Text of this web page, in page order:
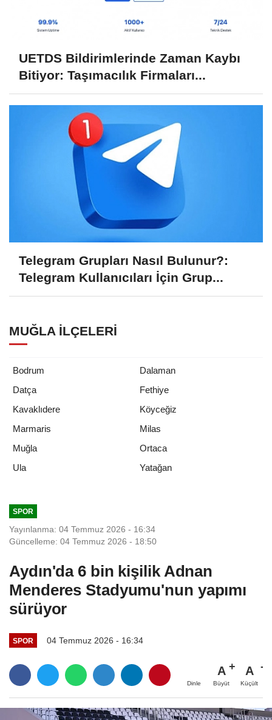
UETDS Bildirimlerinde Zaman Kaybı
Bitiyor: Taşımacılık Firmaları...
Telegram Grupları Nasıl Bulunur?:
Telegram Kullanıcıları İçin Grup...
MUĞLA İLÇELERI
Bodrum
Dalaman
Datça
Fethiye
Kavaklıdere
Köyceğiz
Marmaris
Milas
Muğla
Ortaca
Ula
Yatağan
SPOR
Yayınlanma: 04 Temmuz 2026 - 16:34
Güncelleme: 04 Temmuz 2026 - 18:50
Aydın'da 6 bin kişilik Adnan
Menderes Stadyumu'nun yapımı
sürüyor
SPOR 04 Temmuz 2026 - 16:34
Dinle
A
Büyüt
A
Küçült